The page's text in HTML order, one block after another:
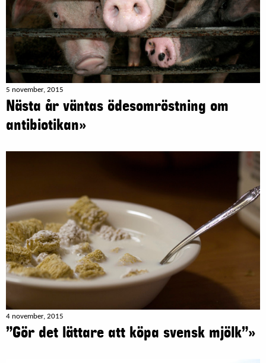
5 november, 2015
Nästa år väntas ödesomröstning om
antibiotikan»
4 november, 2015
”Gör det lättare att köpa svensk mjölk”»